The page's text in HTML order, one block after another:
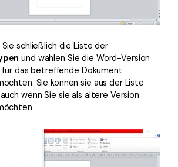
schließlich die Liste der
und wählen Sie die Word-Version
für das betreffende Dokument
Sie können sie aus der Liste
wenn Sie sie als ältere Version